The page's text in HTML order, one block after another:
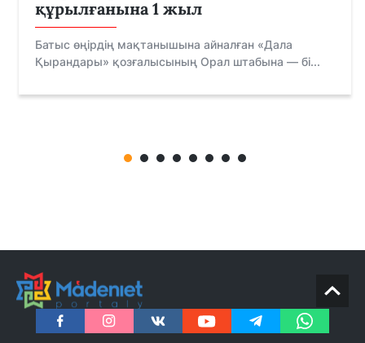
құрылғанына 1 жыл
Батыс өңірдің мақтанышына айналған «Дала
Қырандары» қозғалысының Орал штабына — бі...